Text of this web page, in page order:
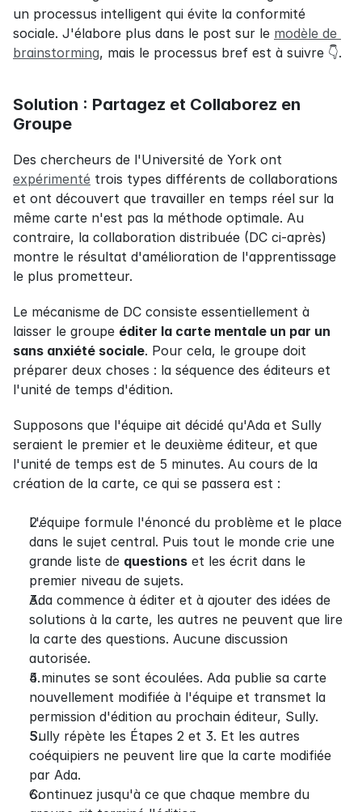
un processus intelligent qui évite la conformité
sociale. J'élabore plus dans le post sur le modèle de
brainstorming, mais le processus bref est à suivre 👇.
Solution : Partagez et Collaborez en
Groupe
expérimenté trois types différents de collaborations
et ont découvert que travailler en temps réel sur la
même carte n'est pas la méthode optimale. Au
contraire, la collaboration distribuée (DC ci-après)
montre le résultat d'amélioration de l'apprentissage
le plus prometteur.
Le mécanisme de DC consiste essentiellement à
laisser le groupe éditer la carte mentale un par un
sans anxiété sociale. Pour cela, le groupe doit
préparer deux choses : la séquence des éditeurs et
l'unité de temps d'édition.
Supposons que l'équipe ait décidé qu'Ada et Sully
seraient le premier et le deuxième éditeur, et que
l'unité de temps est de 5 minutes. Au cours de la
création de la carte, ce qui se passera est :
L'équipe formule l'énoncé du problème et le place
dans le sujet central. Puis tout le monde crie une
grande liste de questions et les écrit dans le
premier niveau de sujets.
Ada commence à éditer et à ajouter des idées de
solutions à la carte, les autres ne peuvent que lire
la carte des questions. Aucune discussion
autorisée.
5 minutes se sont écoulées. Ada publie sa carte
nouvellement modifiée à l'équipe et transmet la
permission d'édition au prochain éditeur, Sully.
Sully répète les Étapes 2 et 3. Et les autres
coéquipiers ne peuvent lire que la carte modifiée
par Ada.
Continuez jusqu'à ce que chaque membre du